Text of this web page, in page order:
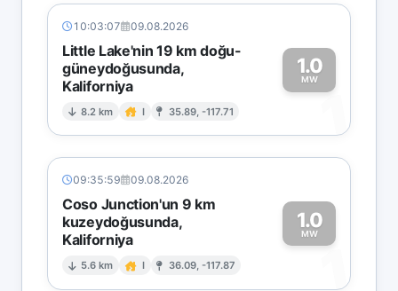
10:03:07 09.08.2026
Little Lake'nin 19 km doğu-
güneydoğusunda,
Kaliforniya
8.2 km I 35.89, -117.71
1.0
MW
1
09:35:59 09.08.2026
Coso Junction'un 9 km
kuzeydoğusunda,
Kaliforniya
5.6 km I 36.09, -117.87
1.0
MW
1